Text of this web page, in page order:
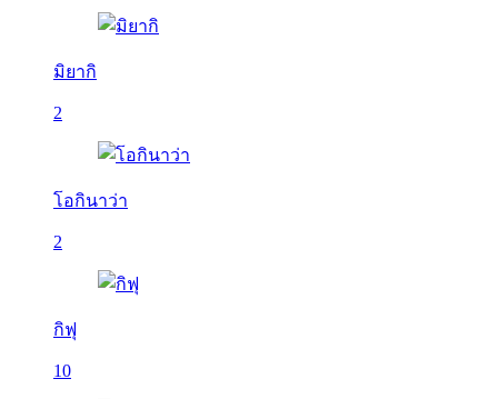
มิยากิ
2
โอกินาว่า
2
กิฟุ
10